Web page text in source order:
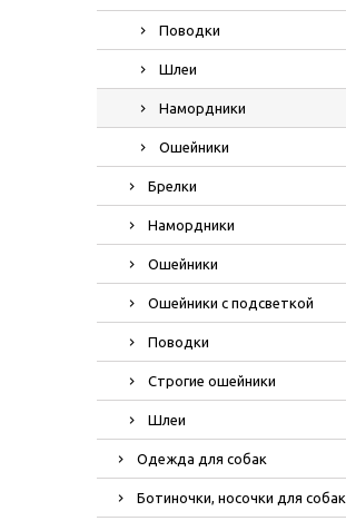
Поводки
Шлеи
Намордники
Ошейники
Брелки
Намордники
Ошейники
Ошейники с подсветкой
Поводки
Строгие ошейники
Шлеи
Одежда для собак
Ботиночки, носочки для собак